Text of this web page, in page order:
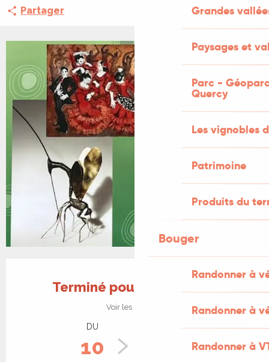
Grandes
Paysages et
Parc -
Quercy
Les vignobles
Patrimoine
Produits du
Bouger
Randonner à
Randonner à
Randonner à
Partager
Ouverture et coordonnées
Terminé pour aujourd'hui
Voir les horaires
DU
10